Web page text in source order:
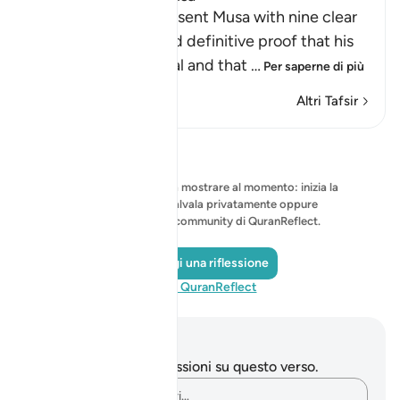
Allah tells us that He sent Musa with nine clear
signs, which provided definitive proof that his
prophethood was real and that … Per saperne di più
Altri Tafsir
Nessuna riflessione da mostrare al momento: inizia la
tua riflessione e salvala privatamente oppure
condividila con la community di QuranReflect.
Aggiungi una riflessione
Visita QuranReflect
Non hai appunti o riflessioni su questo verso.
Cattura i tuoi pensieri…